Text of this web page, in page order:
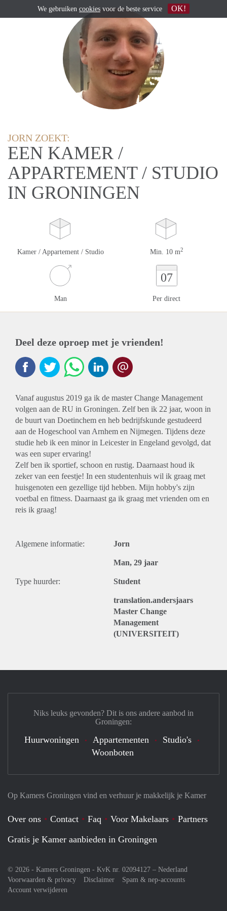
JORN ZOEKT:
EEN KAMER /
APPARTEMENT / STUDIO
IN GRONINGEN
Kamer / Appartement / Studio Min. 10 m2
Man
07
Per direct
Deel deze oproep met je vrienden!
Vanaf augustus 2019 ga ik de master Change Management
volgen aan de RU in Groningen. Zelf ben ik 22 jaar, woon in
de buurt van Doetinchem en heb bedrijfskunde gestudeerd
aan de Hogeschool van Arnhem en Nijmegen. Tijdens deze
studie heb ik een minor in Leicester in Engeland gevolgd, dat
was een super ervaring!
Zelf ben ik sportief, schoon en rustig. Daarnaast houd ik
zeker van een feestje! In een studentenhuis wil ik graag met
huisgenoten een gezellige tijd hebben. Mijn hobby's zijn
voetbal en fitness. Daarnaast ga ik graag met vrienden om en
reis ik graag!
Algemene informatie: Jorn
Man, 29 jaar
Type huurder: Student
translation.andersjaars
Master Change
Management
(UNIVERSITEIT)
Op Kamers Groningen vind en verhuur je makkelijk je Kamer
Over ons Contact Faq Voor Makelaars
Partners
Gratis je Kamer aanbieden in Groningen
© 2026 - Kamers Groningen - KvK nr. 02094127 – Nederland
Voorwaarden & privacy
Disclaimer
Spam & nep-accounts
Account verwijderen
Niks leuks gevonden? Dit is ons andere aanbod in
Groningen:
Huurwoningen Appartementen
Studio's
Woonboten
We gebruiken cookies voor de beste service OK!